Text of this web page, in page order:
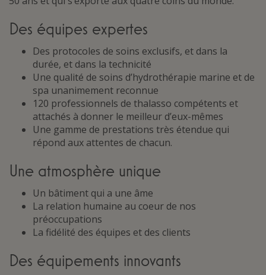
Des équipes expertes
Des protocoles de soins exclusifs, et dans la
durée, et dans la technicité
Une qualité de soins d’hydrothérapie marine et de
spa unanimement reconnue
120 professionnels de thalasso compétents et
attachés à donner le meilleur d’eux-mêmes
Une gamme de prestations très étendue qui
répond aux attentes de chacun.
Une atmosphère unique
Un bâtiment qui a une âme
La relation humaine au coeur de nos
préoccupations
La fidélité des équipes et des clients
Des équipements innovants